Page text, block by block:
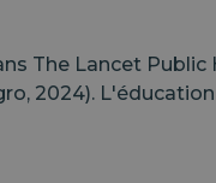
The Lancet Public
2024).